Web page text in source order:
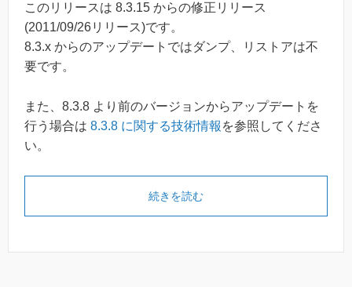
このリリースは 8.3.15 からの修正リリース
(2011/09/26リリース)です。
8.3.x からのアップデートではダンプ、リストアは不
要です。
また、8.3.8 より前のバージョンからアップデートを
行う場合は 8.3.8 に関する技術情報 を参照してくださ
い。
続きを読む